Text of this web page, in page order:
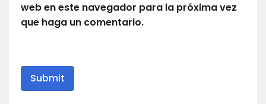
web en este navegador para la próxima vez
que haga un comentario.